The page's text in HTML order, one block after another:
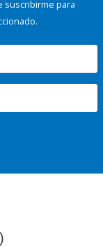
suscribirme para